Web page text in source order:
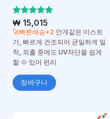
5 중에서
5로 평가
됨
₩15,015
🚀빠른배송+2 안개같은 미스트
가, 빠르게 건조되어 균일하게 밀
착, 외출 중에도 UV차단을 쉽게
할 수 있어 편리
장바구니